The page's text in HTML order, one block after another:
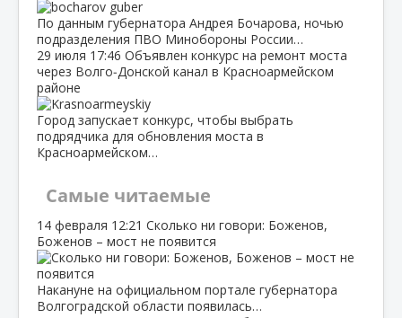
По данным губернатора Андрея Бочарова, ночью
подразделения ПВО Минобороны России…
29 июля 17:46 Объявлен конкурс на ремонт моста
через Волго‑Донской канал в Красноармейском
районе
Город запускает конкурс, чтобы выбрать
подрядчика для обновления моста в
Красноармейском…
Самые читаемые
14 февраля 12:21 Сколько ни говори: Боженов,
Боженов – мост не появится
Накануне на официальном портале губернатора
Волгоградской области появилась…